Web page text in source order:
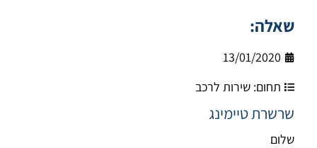
שאלה:
13/01/2020
תחום: שירות לרכב
שרשרת טיימינג
שלום